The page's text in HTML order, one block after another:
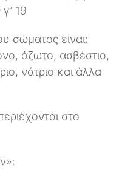
19
σώματος είναι:
άζωτο, ασβέστιο,
νάτριο και άλλα
στο